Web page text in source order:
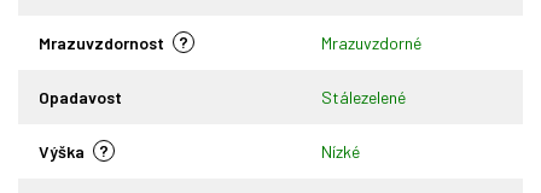
?
Mrazuvzdornost Mrazuvzdorné
Opadavost Stálezelené
?
Výška Nízké